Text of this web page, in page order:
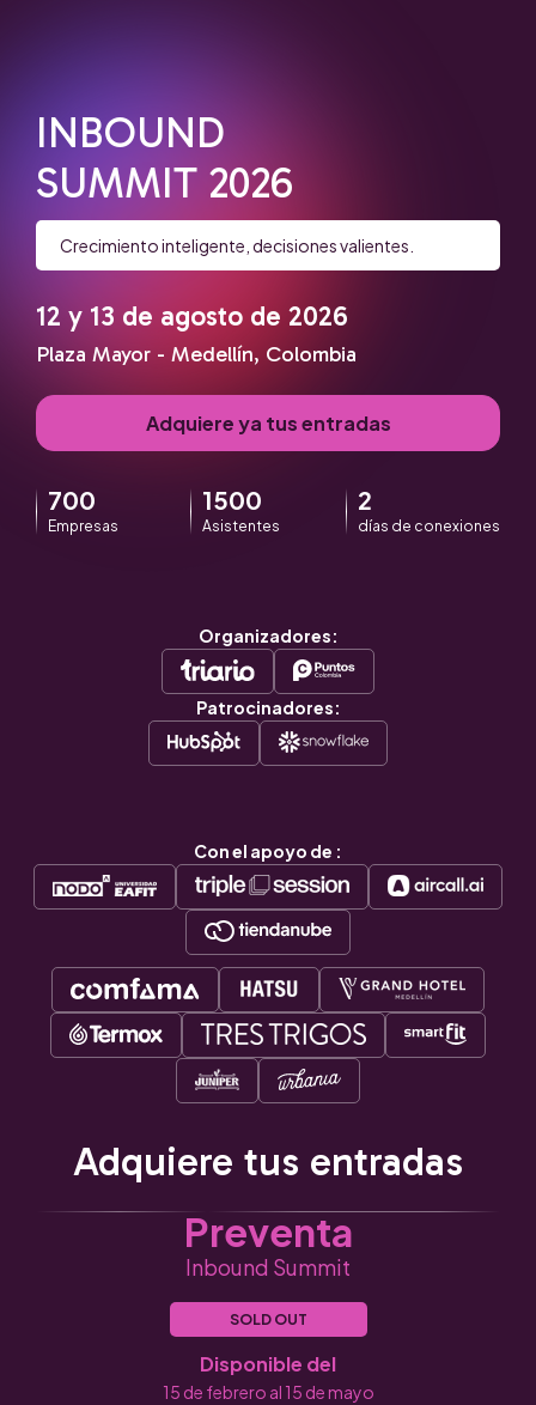
INBOUND
SUMMIT 2026
Crecimiento inteligente, decisiones valientes.
12 y 13 de agosto de 2026
Plaza Mayor - Medellín, Colombia
Adquiere ya tus entradas
700
Empresas
1500
Asistentes
2
días de conexiones
Organizadores:
Patrocinadores:
Con el apoyo de :
Adquiere tus entradas
Preventa
Inbound Summit
SOLD OUT
Disponible del
15 de febrero al 15 de mayo